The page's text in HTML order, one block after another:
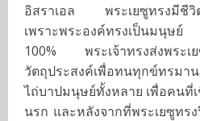
รายชื่อคริส
ดูหนังพระ
พระเยซูในวัยเด็ก
พระเยซูอายุ 30 ปี
อิสราเอล พระเยซูทรงมีชีวิ
เพราะพระองค์ทรงเป็นมนุษ
100% พระเจ้าทรงส่งพระเย
วัตถุประสงค์เพื่อทนทุกข์ทรมา
ไถ่บาปมนุษย์ทั้งหลาย เพื่อคนที่
นรก และหลังจากที่พระเยซูทร